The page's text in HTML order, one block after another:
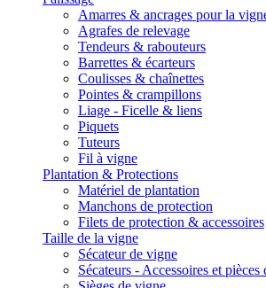
Amarres & ancrages pour la
Agrafes de relevage
Tendeurs & rabouteurs
Barrettes & écarteurs
Coulisses & chaînettes
Pointes & crampillons
Liage - Ficelle & liens
Piquets
Tuteurs
Fil à vigne
Plantation & Protections
Matériel de plantation
Manchons de protection
Filets de protection & accessoires
Taille de la vigne
Sécateur de vigne
Sécateurs - Accessoires et pièces